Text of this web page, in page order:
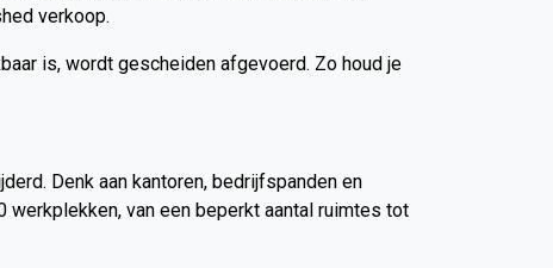
verkoop.
is, wordt gescheiden afgevoerd. Zo houd je
Denk aan kantoren, bedrijfspanden en
van een beperkt aantal ruimtes tot